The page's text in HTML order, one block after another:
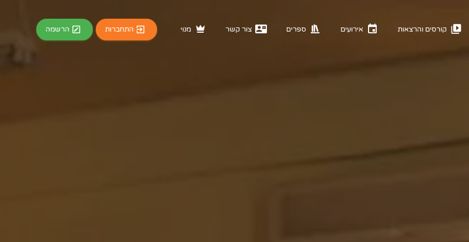
קורסים והרצאות אירועים ספרים צור קשר מנוי התחברות הרשמה